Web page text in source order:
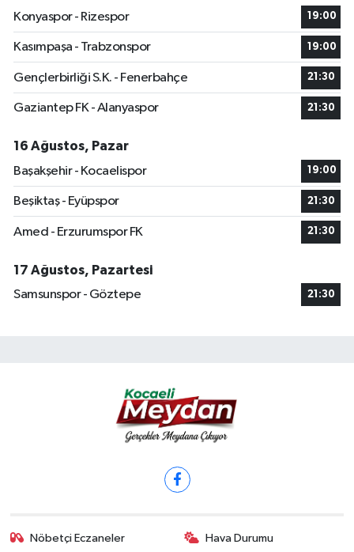
Konyaspor - Rizespor
19:00
Kasımpaşa - Trabzonspor 19:00
Gençlerbirliği S.K. - Fenerbahçe 21:30
Gaziantep FK - Alanyaspor 21:30
16 Ağustos, Pazar
Başakşehir - Kocaelispor
19:00
Beşiktaş - Eyüpspor 21:30
Amed - Erzurumspor FK 21:30
17 Ağustos, Pazartesi
Samsunspor - Göztepe
21:30
Nöbetçi Eczaneler Hava Durumu